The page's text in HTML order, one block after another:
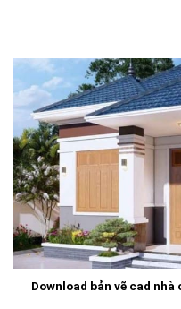
Download bản vẽ cad